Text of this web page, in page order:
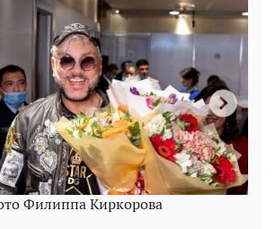
Филиппа Киркорова